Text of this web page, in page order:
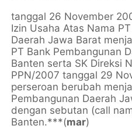
tanggal 26 November
Izin Usaha Atas Nama
Daerah Jawa Barat
PT Bank Pembangunan
Banten serta SK Direksi
PPN/2007 tanggal 29
perseroan berubah
Pembangunan Daerah
dengan sebutan (call
Banten.***(mar)